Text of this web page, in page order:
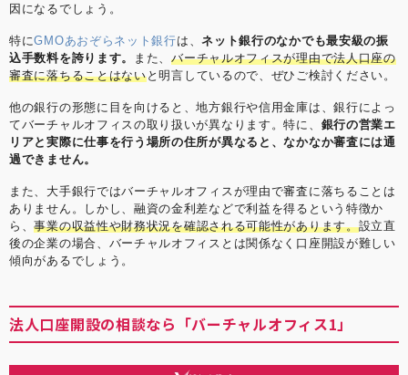
因になるでしょう。
特にGMOあおぞらネット銀行は、ネット銀行のなかでも最安級の振
込手数料を誇ります。
また、バーチャルオフィスが理由で法人口座の
審査に落ちることはないと明言しているので、ぜひご検討ください。
他の銀行の形態に目を向けると、地方銀行や信用金庫は、銀行によっ
てバーチャルオフィスの取り扱いが異なります。特に、 銀行の営業エ
リアと実際に仕事を行う場所の住所が異なると、なかなか審査には通
過できません。
また、大手銀行ではバーチャルオフィスが理由で審査に落ちることは
ありません。しかし、融資の金利差などで利益を得るという特徴か
ら、事業の収益性や財務状況を確認される可能性があります。設立直
後の企業の場合、バーチャルオフィスとは関係なく口座開設が難しい
傾向があるでしょう。
法人口座開設の相談なら「バーチャルオフィス1」